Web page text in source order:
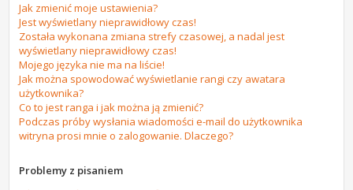
Jak zmienić moje ustawienia?
Jest wyświetlany nieprawidłowy czas!
Została wykonana zmiana strefy czasowej, a nadal jest
wyświetlany nieprawidłowy czas!
Mojego języka nie ma na liście!
Jak można spowodować wyświetlanie rangi czy awatara
użytkownika?
Co to jest ranga i jak można ją zmienić?
Podczas próby wysłania wiadomości e-mail do użytkownika
witryna prosi mnie o zalogowanie. Dlaczego?
Problemy z pisaniem